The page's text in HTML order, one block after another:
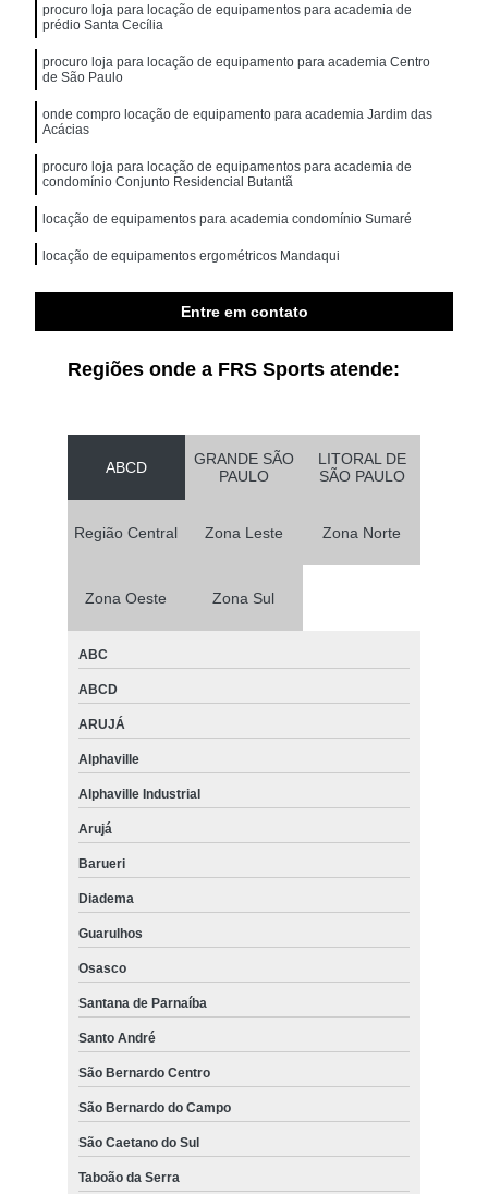
procuro loja para locação de equipamentos para academia de
prédio Santa Cecília
procuro loja para locação de equipamento para academia Centro
de São Paulo
onde compro locação de equipamento para academia Jardim das
Acácias
procuro loja para locação de equipamentos para academia de
condomínio Conjunto Residencial Butantã
locação de equipamentos para academia condomínio Sumaré
locação de equipamentos ergométricos Mandaqui
procuro loja para locação de equipamento para academia completo
Entre em contato
Regiões onde a FRS Sports atende:
ABCD
GRANDE SÃO
PAULO
LITORAL DE
SÃO PAULO
Região Central Zona Leste Zona Norte
Zona Oeste Zona Sul
ABC
ABCD
ARUJÁ
Alphaville
Alphaville Industrial
Arujá
Barueri
Diadema
Guarulhos
Osasco
Santana de Parnaíba
Santo André
São Bernardo Centro
São Bernardo do Campo
São Caetano do Sul
Taboão da Serra